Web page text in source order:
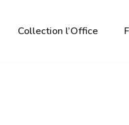
Collection l’Office